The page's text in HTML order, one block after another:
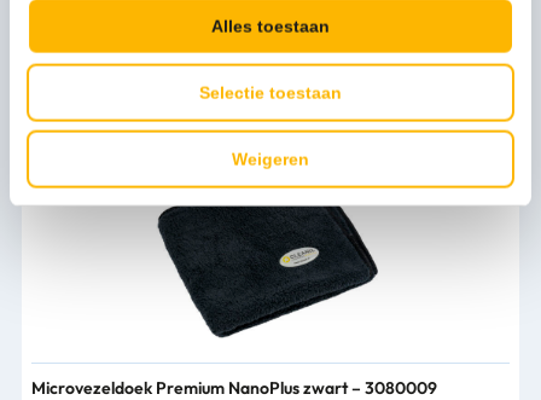
Alles toestaan
Selectie toestaan
Weigeren
Persoonlijk advies nodig?
Bijpassende producten
Microvezeldoek Premium NanoPlus zwart – 3080009